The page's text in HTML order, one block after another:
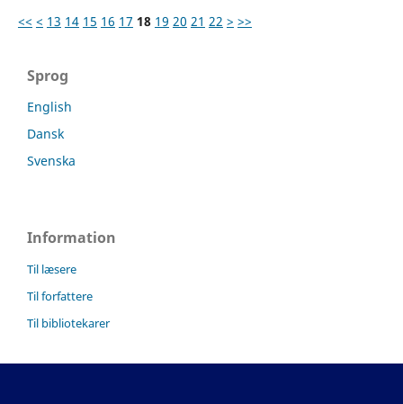
<< < 13 14 15 16 17 18 19 20 21 22 > >>
Sprog
English
Dansk
Svenska
Information
Til læsere
Til forfattere
Til bibliotekarer